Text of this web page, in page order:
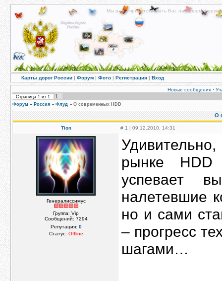
Мы рады приветствовать Вас на нашем
Карты дорог России | Форум | Фото | Регистрация | Вход
Новые сообщения·
Страница 1 из 1 1
Форум » Россия » Флуд » О современных HDD
О
Tion # 1 | 09.12.2010, 14:31
Генералиссимус
Группа: Vip
Сообщений: 7294
Репутация: 0
Статус: Offline
рынке HDD
успевает
налетевшие
но и сами
– прогресс
шагами…